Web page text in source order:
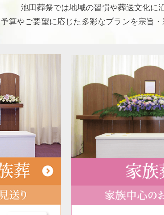
池田葬祭では地域の習慣や葬送文化に
予算やご要望に応じた多彩なプランを宗旨